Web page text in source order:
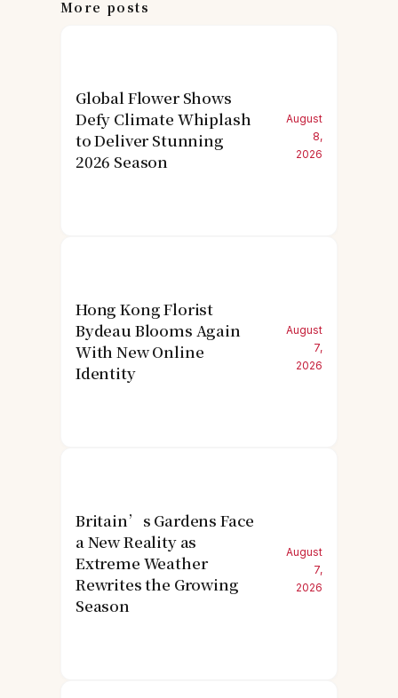
More posts
Global Flower Shows
Defy Climate Whiplash
to Deliver Stunning
2026 Season
August
8,
2026
Hong Kong Florist
Bydeau Blooms Again
With New Online
Identity
August
7,
2026
Britain’s Gardens Face
a New Reality as
Extreme Weather
Rewrites the Growing
Season
August
7,
2026